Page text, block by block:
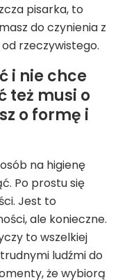
pisarka, to
do czynienia z
rzeczywistego.
i nie chce
też musi o
o formę i
na higienę
Po prostu się
Jest to
ale konieczne.
to wszelkiej
ludźmi do
że wybiorą